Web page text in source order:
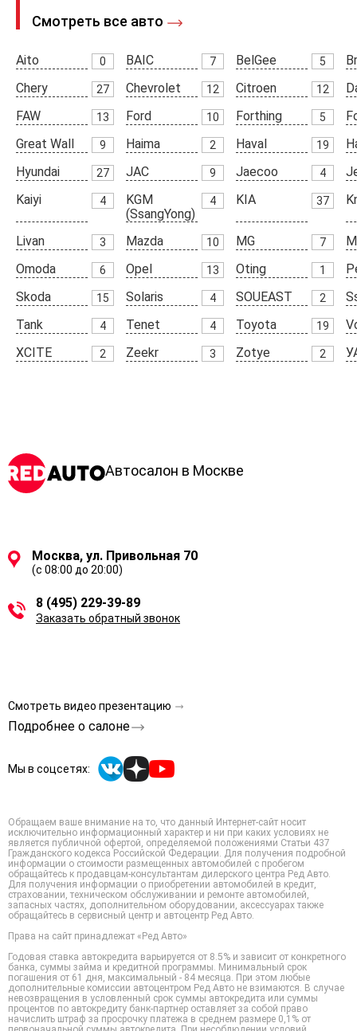
Смотреть все авто
Aito 0 BAIC 7 BelGee 5
Chery
27 Chevrolet 12 Citroen 12
FAW
13 Ford 10 Forthing 5
Great Wall
9 Haima 2 Haval 19
Hyundai
27 JAC 9 Jaecoo 4
Kaiyi
4
KGM
(SsangYong)
4 KIA 37
Livan 3 Mazda 10 MG 7
Omoda
6 Opel 13 Oting 1
Skoda
15 Solaris 4 SOUEAST 2
Tank
4 Tenet 4 Toyota 19
XCITE
2 Zeekr 3 Zotye 2
Автосалон в Москве
Москва, ул. Привольная 70
(с 08:00 до 20:00)
8 (495) 229-39-89
Заказать обратный звонок
Смотреть видео презентацию
Подробнее о салоне
Мы в соцсетях:
Обращаем ваше внимание на то, что данный Интернет-сайт носит
исключительно информационный характер и ни при каких условиях не
является публичной офертой, определяемой положениями Статьи 437
Гражданского кодекса Российской Федерации. Для получения подробной
информации о стоимости размещенных автомобилей с пробегом
обращайтесь к продавцам-консультантам дилерского центра Ред Авто.
Для получения информации о приобретении автомобилей в кредит,
страховании, техническом обслуживании и ремонте автомобилей,
запасных частях, дополнительном оборудовании, аксессуарах также
обращайтесь в сервисный центр и автоцентр Ред Авто.
Права на сайт принадлежат «Ред Авто»
Годовая ставка автокредита варьируется от 8.5% и зависит от конкретного
банка, суммы займа и кредитной программы. Минимальный срок
погашения от 61 дня, максимальный - 84 месяца. При этом любые
дополнительные комиссии автоцентром Ред Авто не взимаются. В случае
невозвращения в условленный срок суммы автокредита или суммы
процентов по автокредиту банк-партнер оставляет за собой право
начислить штраф за просрочку платежа в среднем размере 0,1% от